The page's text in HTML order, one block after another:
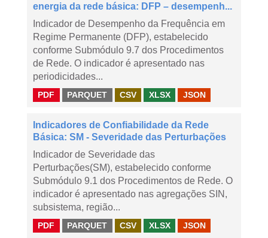
energia da rede básica: DFP – desempenh...
Indicador de Desempenho da Frequência em
Regime Permanente (DFP), estabelecido
conforme Submódulo 9.7 dos Procedimentos
de Rede. O indicador é apresentado nas
periodicidades...
PDF PARQUET CSV XLSX JSON
Indicadores de Confiabilidade da Rede
Básica: SM - Severidade das Perturbações
Indicador de Severidade das
Perturbações(SM), estabelecido conforme
Submódulo 9.1 dos Procedimentos de Rede. O
indicador é apresentado nas agregações SIN,
subsistema, região...
PDF PARQUET CSV XLSX JSON